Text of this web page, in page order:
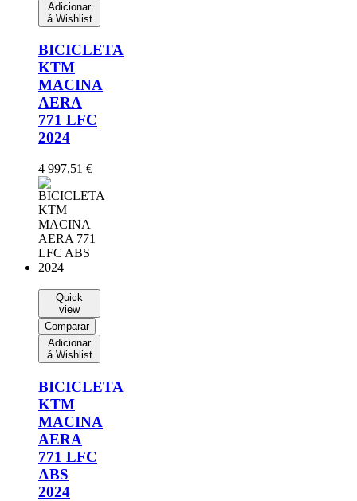
Adicionar
á Wishlist
BICICLETA
KTM
MACINA
AERA
771 LFC
2024
4 997,51 €
Quick
view
Comparar
Adicionar
á Wishlist
BICICLETA
KTM
MACINA
AERA
771 LFC
ABS
2024